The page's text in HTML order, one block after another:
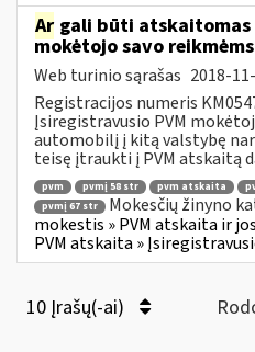
Ar gali būti atskaitomas
mokėtojo savo
Web turinio sąrašas 2018-
Registracijos numeris
Įsiregistravusio PVM
automobilį į kitą valstybę
teisę įtraukti į PVM atskaitą
pvm pvmį 58 str pvm atskaita
pvmį 67 str
Mokesčių žinyno
mokestis » PVM atskaita ir
PVM atskaita »
10 Įrašų(-ai)